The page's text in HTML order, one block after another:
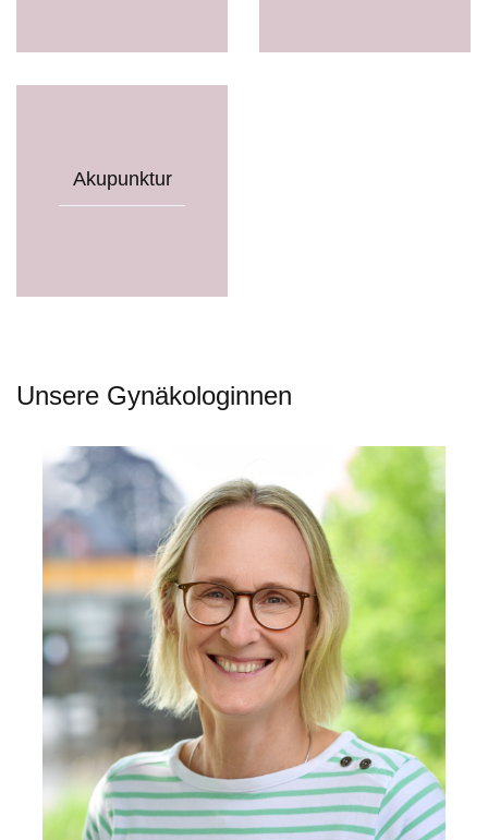
Akupunktur
Unsere Gynäkologinnen